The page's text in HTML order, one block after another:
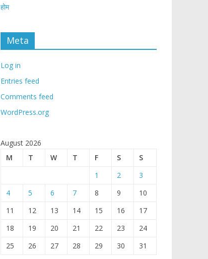
होम
Meta
Log in
Entries feed
Comments feed
WordPress.org
August 2026
M
T W T F S
S
1
2
3
4
5 6 7 8 9
10
11
12 13 14 15 16
17
18
19 20 21 22 23
24
25
26 27 28 29 30 31